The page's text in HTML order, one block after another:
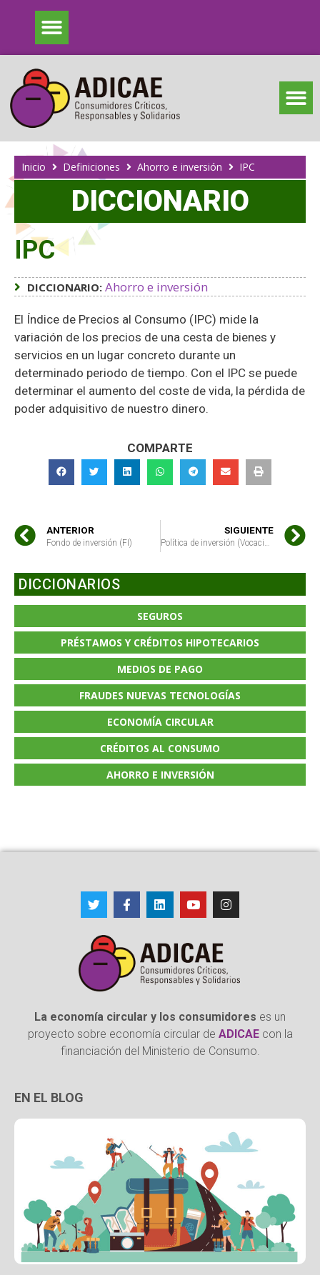
Inicio Definiciones Ahorro e inversión IPC
DICCIONARIO
IPC
DICCIONARIO: Ahorro e inversión
El Índice de Precios al Consumo (IPC) mide la
variación de los precios de una cesta de bienes y
servicios en un lugar concreto durante un
determinado periodo de tiempo. Con el IPC se puede
determinar el aumento del coste de vida, la pérdida de
poder adquisitivo de nuestro dinero.
COMPARTE
ANTERIOR
Fondo de inversión (FI)
SIGUIENTE
DICCIONARIOS
SEGUROS
PRÉSTAMOS Y CRÉDITOS HIPOTECARIOS
MEDIOS DE PAGO
FRAUDES NUEVAS TECNOLOGÍAS
ECONOMÍA CIRCULAR
CRÉDITOS AL CONSUMO
AHORRO E INVERSIÓN
La economía circular y los consumidores es un
proyecto sobre economía circular de ADICAEcon la
financiación del Ministerio de Consumo.
EN EL BLOG